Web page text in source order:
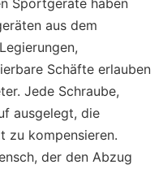
aus dem
Schäfte erlauben
Jede Schraube,
ausgelegt, die
zu kompensieren.
der den Abzug